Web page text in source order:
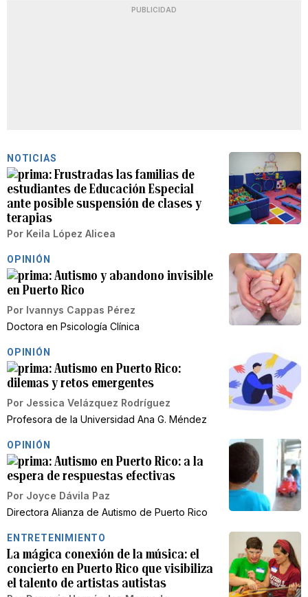
PUBLICIDAD
NOTICIAS
Frustradas las familias de
estudiantes de Educación Especial
ante posible suspensión de clases y
terapias
Por Keila López Alicea
OPINIÓN
Autismo y abandono invisible
en Puerto Rico
Por Ivannys Cappas Pérez
Doctora en Psicología Clínica
OPINIÓN
Autismo en Puerto Rico:
dilemas y retos emergentes
Por Jessica Velázquez Rodríguez
Profesora de la Universidad Ana G. Méndez
OPINIÓN
Autismo en Puerto Rico: a la
espera de respuestas efectivas
Por Joyce Dávila Paz
Directora Alianza de Autismo de Puerto Rico
ENTRETENIMIENTO
La mágica conexión de la música: el
concierto en Puerto Rico que visibiliza
el talento de artistas autistas